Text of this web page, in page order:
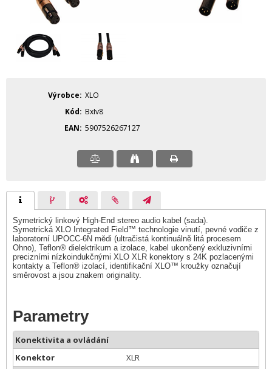
Výrobce XLO
Kód
BxIv8
EAN 5907526267127
Symetrický linkový High-End stereo audio kabel (sada).
Symetrická XLO Integrated Field™ technologie vinutí, pevné vodiče z
laboratorní UPOCC-6N mědi (ultračistá kontinuálně litá procesem
Ohno), Teflon® dielektrikum a izolace, kabel ukončený exkluzivními
precizními nízkoindukčnými XLO XLR konektory s 24K pozlacenými
kontakty a Teflon® izolací, identifikační XLO™ kroužky označují
směrovost a jsou znakem originality.
Parametry
Konektivita a ovládání
Konektor
XLR